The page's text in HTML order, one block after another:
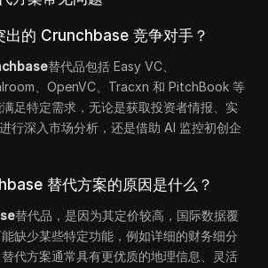
出的 Crunchbase 竞争对手？
替代品包括 Easy VC、
、OpenVC、Tracxn 和 PitchBook 等
足特定需求，无论是获取投资者情报、实
行深入市场分析，还是借助 AI 监控初创企
替代方案的原因是什么？
替代品，是因为其定价较高，国际数据覆
缺少某些特定功能，例如详细的财务细分
代方案通常具有更优质的地理信息、灵活